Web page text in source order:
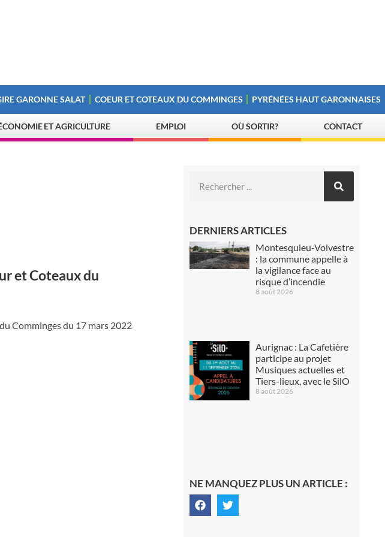
GARONNE SALAT COEUR ET COTEAUX DU COMMINGES PYRÉNÉES HAUT GARONNAISES
ET AGRICULTURE EMPLOI OÙ SORTIR? CONTACT
et Coteaux du
Comminges du 17 mars 2022
DERNIERS ARTICLES
Montesquieu-Volvestre
: la commune appelle à
la vigilance face au
risque d’incendie
8 août 2026
Aurignac : La Cafetière
participe au projet
Musiques actuelles et
Tiers-lieux, avec le SilO
8 août 2026
NE MANQUEZ PLUS UN ARTICLE :